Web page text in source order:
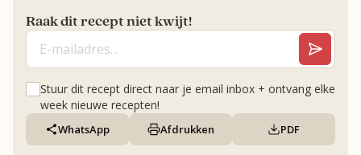
Raak dit recept niet kwijt!
Stuur dit recept direct naar je email inbox + ontvang elke
week nieuwe recepten!
WhatsApp Afdrukken PDF